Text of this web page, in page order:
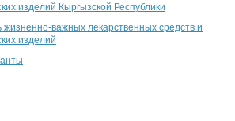
изделий Кыргызской Республики
жизненно-важных лекарственных средств и
изделий